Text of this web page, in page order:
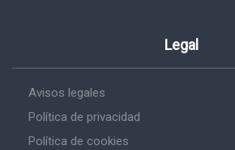
Legal
Avisos legales
Política de privacidad
Política de cookies